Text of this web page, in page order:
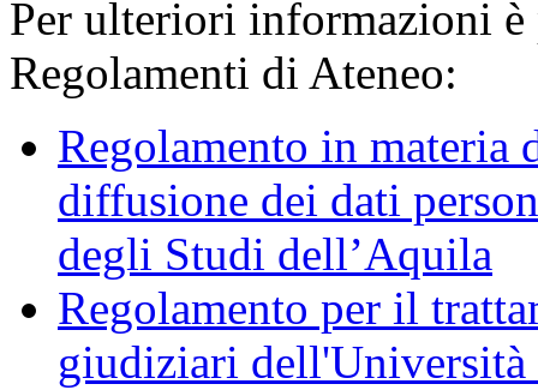
Per ulteriori informazioni è
Regolamenti di Ateneo:
Regolamento in materia
diffusione dei dati
degli Studi dell’Aquila
Regolamento per il
giudiziari